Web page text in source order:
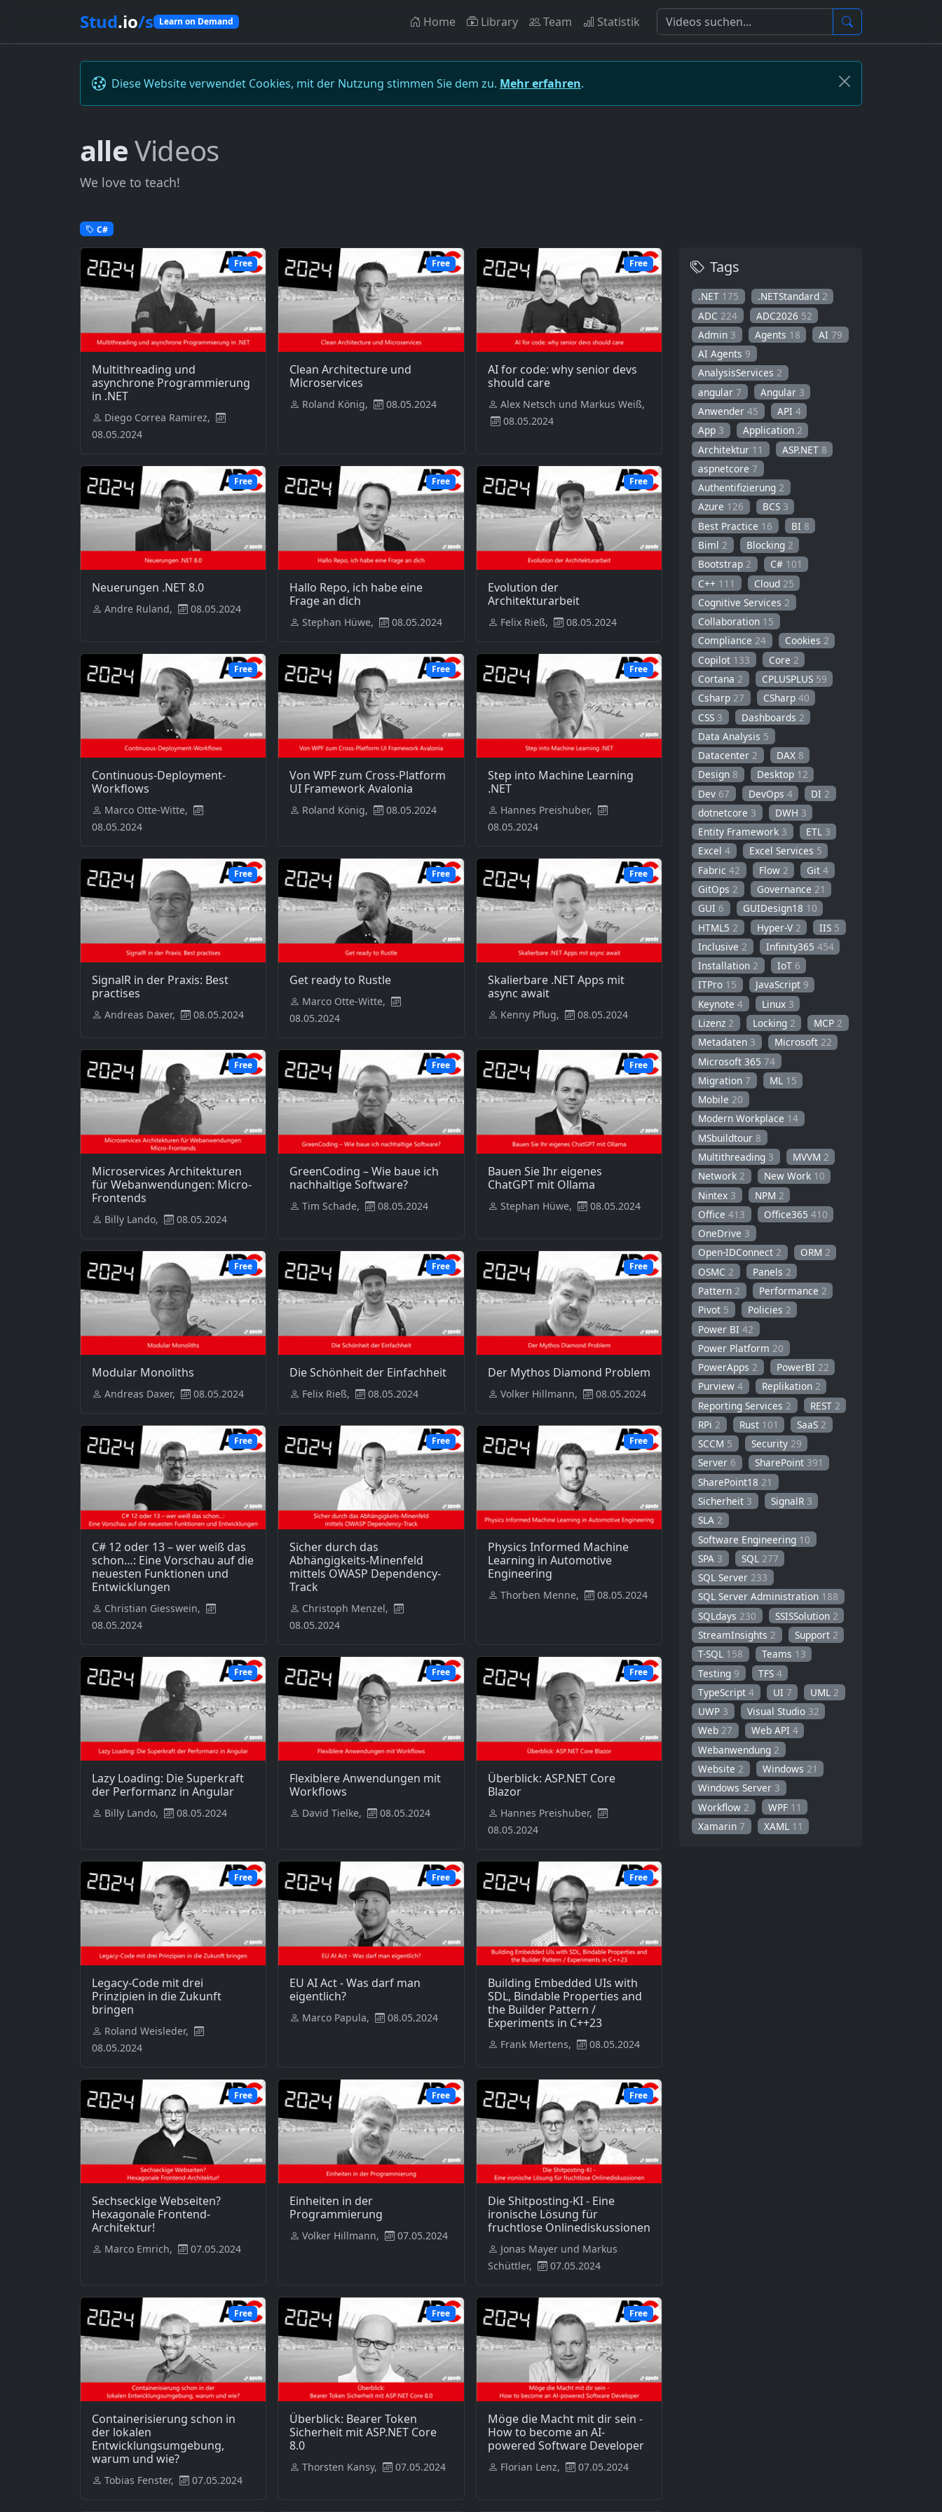
Stud.io/s Learn on Demand Home Library Team Statistik
Diese Website verwendet Cookies, mit der Nutzung stimmen Sie dem zu. Mehr erfahren.
alleVideos
We love to teach!
C#
Free
Multithreading und
asynchrone Programmierung
in .NET
Diego Correa Ramirez,
08.05.2024
Free
Clean Architecture und
Microservices
Roland König, 08.05.2024
Free
AI for code: why senior devs
should care
Alex Netsch und Markus Weiß,
08.05.2024
Free
Neuerungen .NET 8.0
Andre Ruland, 08.05.2024
Free
Hallo Repo, ich habe eine
Frage an dich
Stephan Hüwe, 08.05.2024
Free
Evolution der
Architekturarbeit
Felix Rieß, 08.05.2024
Free
Continuous-Deployment-
Workflows
Marco Otte-Witte,
08.05.2024
Free
Von WPF zum Cross-Platform
UI Framework Avalonia
Roland König, 08.05.2024
Free
Step into Machine Learning
.NET
Hannes Preishuber,
08.05.2024
Free
SignalR in der Praxis: Best
practises
Andreas Daxer, 08.05.2024
Free
Get ready to Rustle
Marco Otte-Witte,
08.05.2024
Free
Skalierbare .NET Apps mit
async await
Kenny Pflug, 08.05.2024
Free
Microservices Architekturen
für Webanwendungen: Micro-
Frontends
Billy Lando, 08.05.2024
Free
GreenCoding – Wie baue ich
nachhaltige Software?
Tim Schade, 08.05.2024
Free
Bauen Sie Ihr eigenes
ChatGPT mit Ollama
Stephan Hüwe, 08.05.2024
Free
Modular Monoliths
Andreas Daxer, 08.05.2024
Free
Die Schönheit der Einfachheit
Felix Rieß, 08.05.2024
Free
Der Mythos Diamond Problem
Volker Hillmann, 08.05.2024
Free
C# 12 oder 13 – wer weiß das
schon…: Eine Vorschau auf die
neuesten Funktionen und
Entwicklungen
Christian Giesswein,
08.05.2024
Free
Sicher durch das
Abhängigkeits-Minenfeld
mittels OWASP Dependency-
Track
Christoph Menzel,
08.05.2024
Free
Physics Informed Machine
Learning in Automotive
Engineering
Thorben Menne, 08.05.2024
Free
Lazy Loading: Die Superkraft
der Performanz in Angular
Billy Lando, 08.05.2024
Free
Flexiblere Anwendungen mit
Workflows
David Tielke, 08.05.2024
Free
Überblick: ASP.NET Core
Blazor
Hannes Preishuber,
08.05.2024
Free
Legacy-Code mit drei
Prinzipien in die Zukunft
bringen
Roland Weisleder,
08.05.2024
Free
EU AI Act - Was darf man
eigentlich?
Marco Papula, 08.05.2024
Free
Building Embedded UIs with
SDL, Bindable Properties and
the Builder Pattern /
Experiments in C++23
Frank Mertens, 08.05.2024
Free
Sechseckige Webseiten?
Hexagonale Frontend-
Architektur!
Marco Emrich, 07.05.2024
Free
Einheiten in der
Programmierung
Volker Hillmann, 07.05.2024
Free
Die Shitposting-KI - Eine
ironische Lösung für
fruchtlose Onlinediskussionen
Jonas Mayer und Markus
Schüttler,
07.05.2024
Free
Containerisierung schon in
der lokalen
Entwicklungsumgebung,
warum und wie?
Tobias Fenster, 07.05.2024
Free
Überblick: Bearer Token
Sicherheit mit ASP.NET Core
8.0
Thorsten Kansy, 07.05.2024
Free
Möge die Macht mit dir sein -
How to become an AI-
powered Software Developer
Florian Lenz, 07.05.2024
Tags
.NET 175 .NETStandard 2
ADC 224 ADC2026 52
Admin 3 Agents 18 AI79
AI Agents 9
AnalysisServices2
angular7 Angular 3
Anwender45 API 4
App 3 Application 2
Architektur 11 ASP.NET 8
aspnetcore7
Authentifizierung2
Azure 126 BCS 3
Best Practice 16 BI 8
Biml2 Blocking 2
Bootstrap2 C# 101
C++ 111 Cloud 25
Cognitive Services2
Collaboration 15
Compliance24 Cookies 2
Copilot 133 Core 2
Cortana2 CPLUSPLUS 59
Csharp27 CSharp 40
CSS 3 Dashboards 2
Data Analysis 5
Datacenter2 DAX 8
Design 8 Desktop 12
Dev 67 DevOps 4 DI 2
dotnetcore 3 DWH 3
Entity Framework 3 ETL 3
Excel4 Excel Services 5
Fabric42 Flow 2 Git4
GitOps2 Governance 21
GUI 6 GUIDesign18 10
HTML5 2 Hyper-V 2 IIS 5
Inclusive2 Infinity365 454
Installation2 IoT 6
ITPro 15 JavaScript 9
Keynote4 Linux 3
Lizenz2 Locking 2 MCP2
Metadaten 3 Microsoft 22
Microsoft 36574
Migration7 ML 15
Mobile20
Modern Workplace 14
MSbuildtour 8
Multithreading 3 MVVM 2
Network2 New Work 10
Nintex 3 NPM 2
Office413 Office365 410
OneDrive 3
Open-IDConnect2 ORM 2
OSMC 2 Panels 2
Pattern2 Performance 2
Pivot 5 Policies 2
Power BI42
Power Platform 20
PowerApps2 PowerBI 22
Purview4 Replikation 2
Reporting Services 2 REST 2
RPi2 Rust 101 SaaS2
SCCM 5 Security 29
Server 6 SharePoint 391
SharePoint18 21
Sicherheit 3 SignalR 3
SLA2
Software Engineering 10
SPA 3 SQL 277
SQL Server233
SQL Server Administration 188
SQLdays 230 SSISSolution 2
StreamInsights2 Support 2
T-SQL 158 Teams 13
Testing 9 TFS 4
TypeScript4 UI 7 UML2
UWP 3 Visual Studio 32
Web27 Web API 4
Webanwendung 2
Website2 Windows 21
Windows Server 3
Workflow 2 WPF 11
Xamarin7 XAML 11